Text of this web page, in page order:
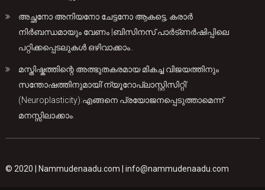
അച്ഛനോ അനിയനോ ചേട്ടനോ ആകട്ടെ, കരാർ
നിർബന്ധമായും വേണം |ബിസിനസ് പാർട്ണർഷിപ്പിലെ
പറ്റിക്കപ്പെടലുകൾ ഒഴിവാക്കാം..
മസ്തിഷ്കത്തിന്റെ അത്ഭുതകരമായ മികച്ച വിജയത്തിനും
സന്തോഷത്തിനുമായി’ന്യൂറോപ്ലാസ്റ്റിസിറ്റി’
(Neuroplasticity):എങ്ങനെ പ്രയോജനപ്പെടുത്താമെന്ന്
മനസ്സിലാക്കാം.
© 2020 | Nammudenaadu.com |info@nammudenaadu.com